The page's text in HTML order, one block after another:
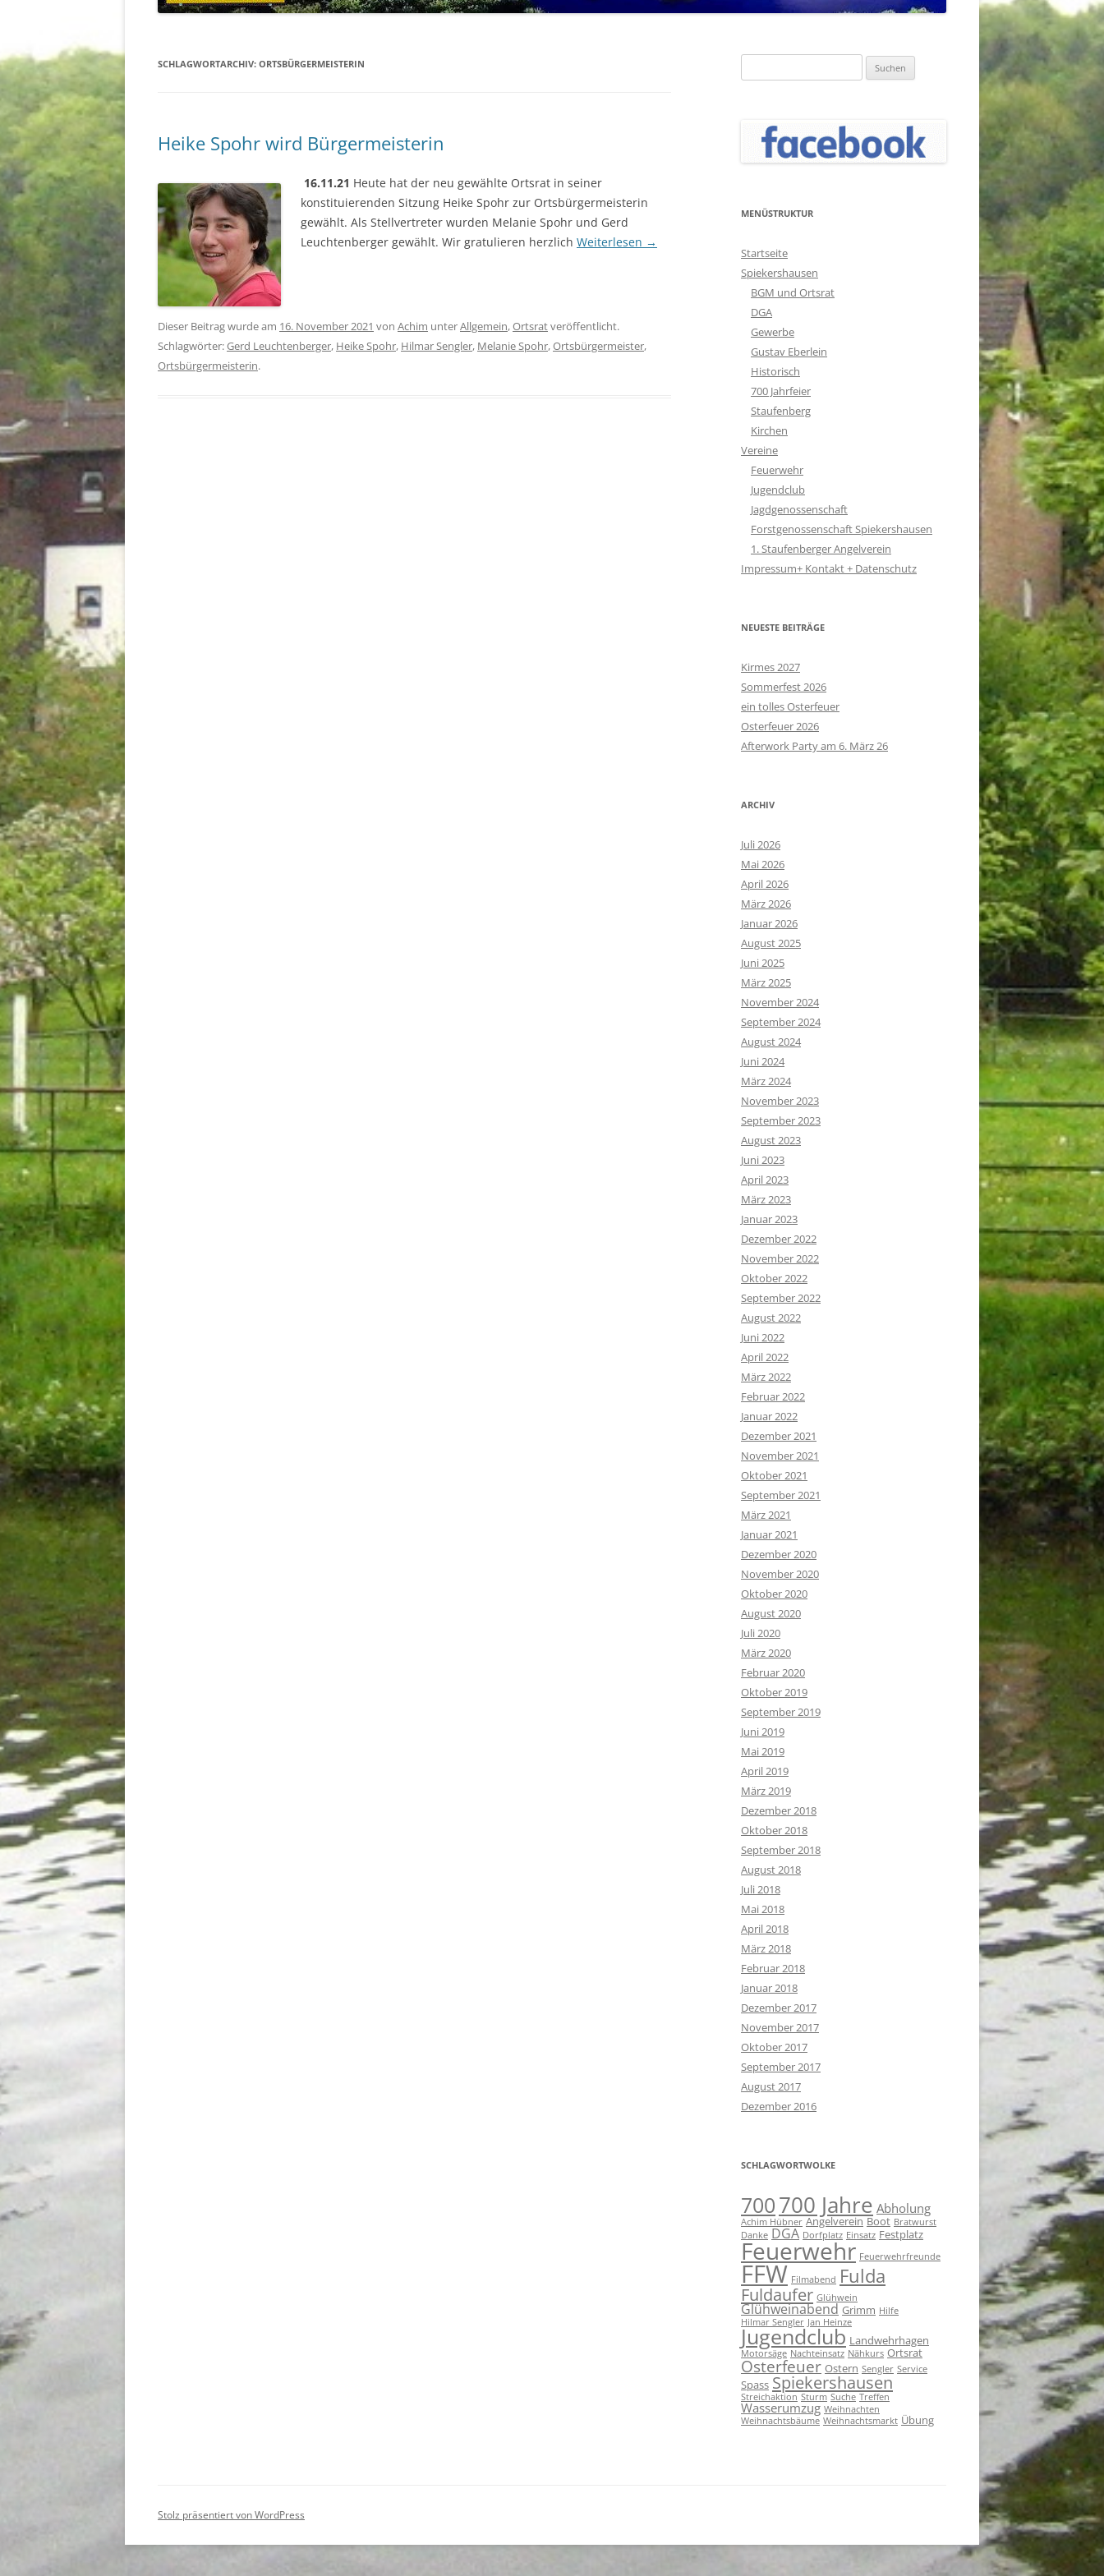
STAUFENBERG
SCHLAGWORTARCHIV: ORTSBÜRGERMEISTERIN
Heike Spohr wird Bürgermeisterin
16.11.21 Heute hat der neu gewählte Ortsrat in seiner
konstituierenden Sitzung Heike Spohr zur Ortsbürgermeisterin
gewählt. Als Stellvertreter wurden Melanie Spohr und Gerd
Leuchtenberger gewählt. Wir gratulieren herzlich Weiterlesen →
Dieser Beitrag wurde am 16. November 2021 von Achim unterAllgemein,Ortsratveröffentlicht.
Schlagwörter:Gerd Leuchtenberger, Heike Spohr, Hilmar Sengler, Melanie Spohr,Ortsbürgermeister,
Ortsbürgermeisterin.
nach:
MENÜSTRUKTUR
Startseite
Spiekershausen
BGM und Ortsrat
DGA
Gewerbe
Gustav Eberlein
Historisch
700 Jahrfeier
Staufenberg
Kirchen
Vereine
Feuerwehr
Jugendclub
Jagdgenossenschaft
Forstgenossenschaft Spiekershausen
1. Staufenberger Angelverein
Impressum+ Kontakt + Datenschutz
NEUESTE BEITRÄGE
Kirmes 2027
Sommerfest 2026
ein tolles Osterfeuer
Osterfeuer 2026
Afterwork Party am 6. März 26
ARCHIV
Juli 2026
Mai 2026
April 2026
März 2026
Januar 2026
August 2025
Juni 2025
März 2025
November 2024
September 2024
August 2024
Juni 2024
März 2024
November 2023
September 2023
August 2023
Juni 2023
April 2023
März 2023
Januar 2023
Dezember 2022
November 2022
Oktober 2022
September 2022
August 2022
Juni 2022
April 2022
März 2022
Februar 2022
Januar 2022
Dezember 2021
November 2021
Oktober 2021
September 2021
März 2021
Januar 2021
Dezember 2020
November 2020
Oktober 2020
August 2020
Juli 2020
März 2020
Februar 2020
Oktober 2019
September 2019
Juni 2019
Mai 2019
April 2019
März 2019
Dezember 2018
Oktober 2018
September 2018
August 2018
Juli 2018
Mai 2018
April 2018
März 2018
Februar 2018
Januar 2018
Dezember 2017
November 2017
Oktober 2017
September 2017
August 2017
Dezember 2016
SCHLAGWORTWOLKE
700700 Jahre Abholung
Achim Hübner Angelverein Boot Bratwurst
Danke DGA Dorfplatz Einsatz Festplatz
Feuerwehr Feuerwehrfreunde
FFW Filmabend Fulda
Fuldaufer Glühwein
Glühweinabend Grimm Hilfe
Hilmar Sengler Jan Heinze
Jugendclub Landwehrhagen
Motorsäge Nachteinsatz Nähkurs Ortsrat
Osterfeuer Ostern Sengler Service
Spass Spiekershausen
Streichaktion Sturm Suche Treffen
Wasserumzug Weihnachten
Weihnachtsbäume Weihnachtsmarkt Übung
Stolz präsentiert von WordPress